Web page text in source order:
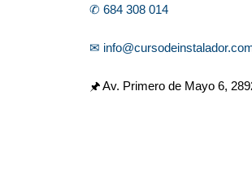
✆ 684 308 014
✉
🖈 Av. Primero de Mayo 6,